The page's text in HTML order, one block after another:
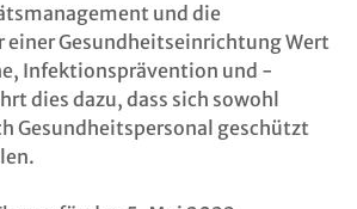
und die
Gesundheitseinrichtung Wert
Infektionsprävention und -
dies dazu, dass sich sowohl
Gesundheitspersonal geschützt